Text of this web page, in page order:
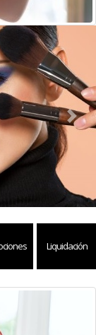
Next